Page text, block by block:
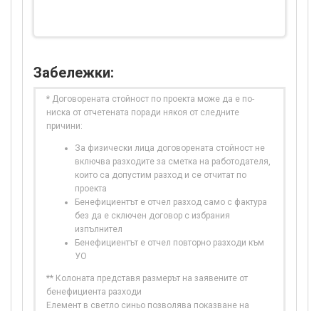
Забележки:
* Договорената стойност по проекта може да е по-
ниска от отчетената поради някоя от следните
причини:
За физически лица договорената стойност не
включва разходите за сметка на работодателя,
които са допустим разход и се отчитат по
проекта
Бенефициентът е отчел разход само с фактура
без да е сключен договор с избрания
изпълнител
Бенефициентът е отчел повторно разходи към
УО
** Колоната представя размерът на заявените от
бенефициента разходи
Елемент в светло синьо позволява показване на